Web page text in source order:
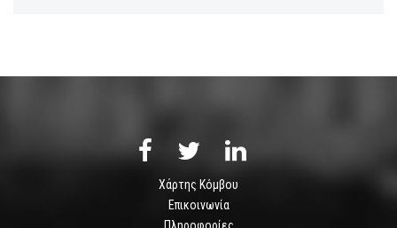
Χάρτης Κόμβου
Επικοινωνία
Πληροφορίες